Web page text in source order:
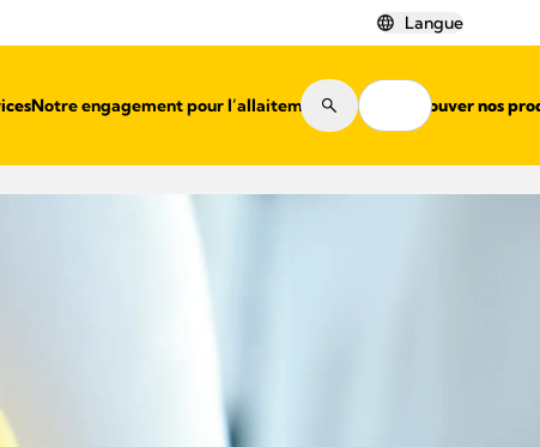
Langue
Notre engagement pour l’allaitement Où trouver nos